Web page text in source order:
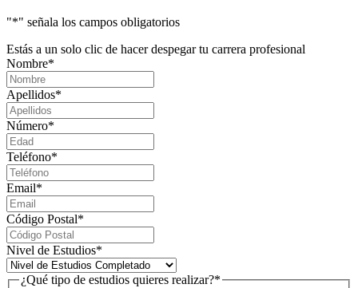
"*" señala los campos obligatorios
Estás a un solo clic de hacer despegar tu carrera profesional
Nombre*
Apellidos*
Número*
Teléfono*
Email*
Código Postal*
Nivel de Estudios*
¿Qué tipo de estudios quieres realizar?*